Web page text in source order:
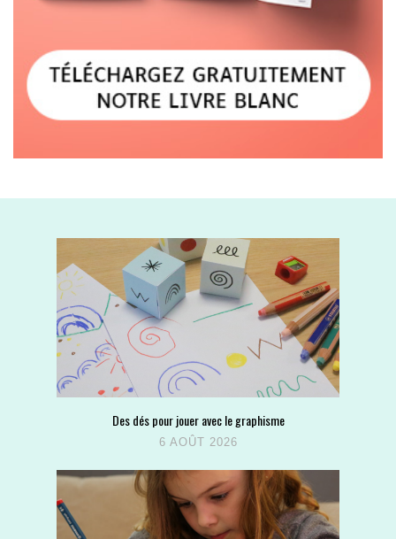
Des dés pour jouer avec le graphisme
6 AOÛT 2026